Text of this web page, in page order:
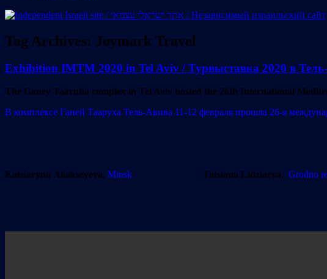
Tag Archives: Joymark Travel
Exhibition IMTM 2020 in Tel Aviv / Турвыставка 2020 в
The Ganey Taaruha complex in Tel Aviv hosted the 26th International
В комплексе Ганей Тааруха Тель-Авива 11-12 февраля прошла 26-я
Katsiaryna Aliakseyeva, Minsk Tatsiana Lidziaeva, Grodno